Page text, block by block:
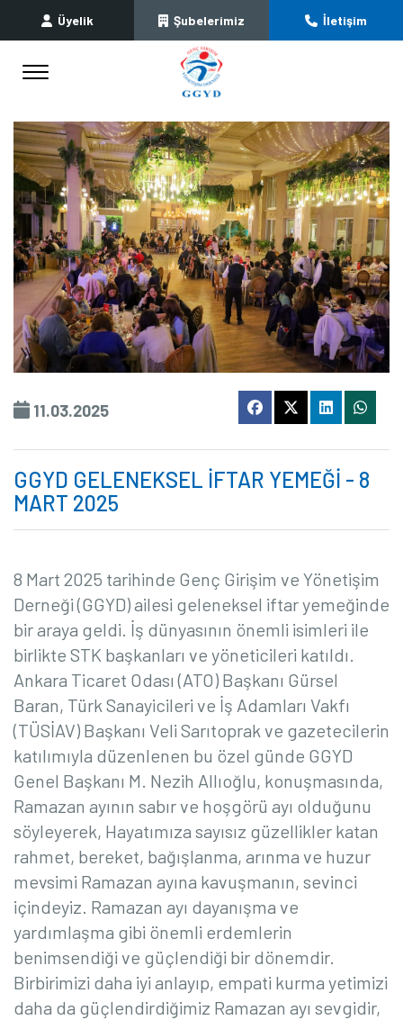
Üyelik Şubelerimiz İletişim
11.03.2025
GGYD GELENEKSEL İFTAR YEMEĞİ - 8
MART 2025
8 Mart 2025 tarihinde Genç Girişim ve Yönetişim
Derneği (GGYD) ailesi geleneksel iftar yemeğinde
bir araya geldi. İş dünyasının önemli isimleri ile
birlikte STK başkanları ve yöneticileri katıldı.
Ankara Ticaret Odası (ATO) Başkanı Gürsel
Baran, Türk Sanayicileri ve İş Adamları Vakfı
(TÜSİAV) Başkanı Veli Sarıtoprak ve gazetecilerin
katılımıyla düzenlenen bu özel günde GGYD
Genel Başkanı M. Nezih Allıoğlu, konuşmasında,
Ramazan ayının sabır ve hoşgörü ayı olduğunu
söyleyerek, Hayatımıza sayısız güzellikler katan
rahmet, bereket, bağışlanma, arınma ve huzur
mevsimi Ramazan ayına kavuşmanın, sevinci
içindeyiz. Ramazan ayı dayanışma ve
yardımlaşma gibi önemli erdemlerin
benimsendiği ve güçlendiği bir dönemdir.
Birbirimizi daha iyi anlayıp, empati kurma yetimizi
daha da güçlendirdiğimiz Ramazan ayı sevgidir,